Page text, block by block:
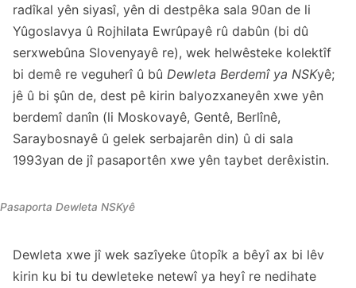
radîkal yên siyasî, yên di destpêka sala 90an de li
Yûgoslavya û Rojhilata Ewrûpayê rû dabûn (bi dû
serxwebûna Slovenyayê re), wek helwêsteke kolektîf
bi demê re veguherî û bû Dewleta Berdemî ya NSKyê;
jê û bi şûn de, dest pê kirin balyozxaneyên xwe yên
berdemî danîn (li Moskovayê, Gentê, Berlînê,
Saraybosnayê û gelek serbajarên din) û di sala
1993yan de jî pasaportên xwe yên taybet derêxistin.
Pasaporta Dewleta NSKyê
Dewleta xwe jî wek sazîyeke ûtopîk a bêyî ax bi lêv
kirin ku bi tu dewleteke netewî ya heyî re nedihate